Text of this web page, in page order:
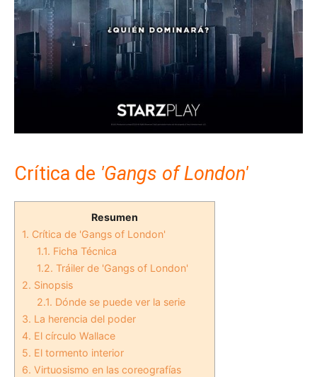
Crítica de 'Gangs of London'
Resumen
1. Crítica de 'Gangs of London'
1.1. Ficha Técnica
1.2. Tráiler de 'Gangs of London'
2. Sinopsis
2.1. Dónde se puede ver la serie
3. La herencia del poder
4. El círculo Wallace
5. El tormento interior
6. Virtuosismo en las coreografías